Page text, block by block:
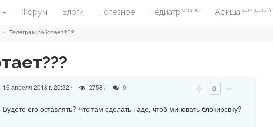
Форум Блоги Полезное Педиатр online Афиша для детей
Телеграм работает???
16 апреля 2018 г. 20:32 / 2758 / 9 0
его оставлять? Что там сделать надо, чтоб миновать блокировку?